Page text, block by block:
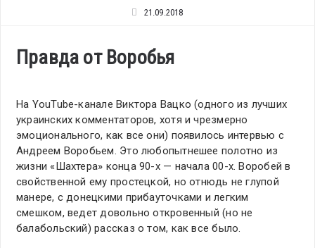
21.09.2018
Правда от Воробья
На YouTube-канале Виктора Вацко (одного из лучших
украинских комментаторов, хотя и чрезмерно
эмоционального, как все они) появилось интервью с
Андреем Воробьем. Это любопытнешее полотно из
жизни «Шахтера» конца 90-х — начала 00-х. Воробей в
свойственной ему простецкой, но отнюдь не глупой
манере, с донецкими прибауточками и легким
смешком, ведет довольно откровенный (но не
балабольский) рассказ о том, как все было.